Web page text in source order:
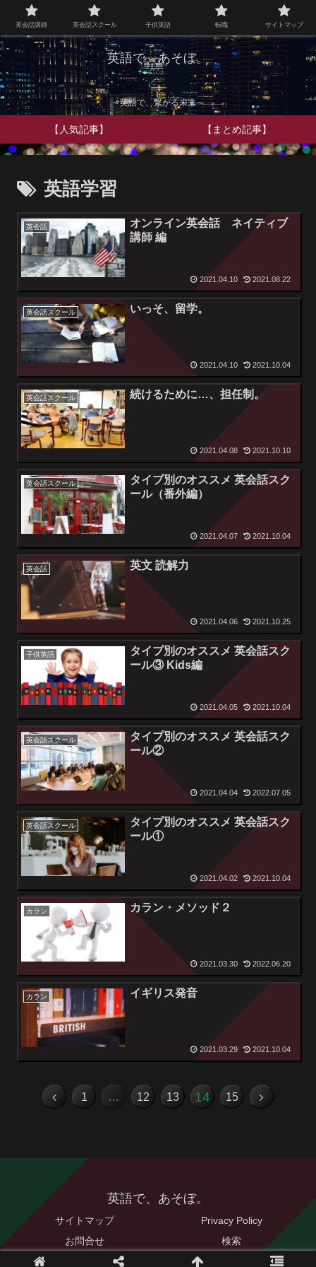
英語で、あそぼ。
～英語で、繋がる未来～
【人気記事】 【まとめ記事】
英語学習
英会話
オンライン英会話 ネイティブ
講師 編
2021.04.10 2021.08.22
英会話スクール いっそ、留学。
2021.04.10 2021.10.04
英会話スクール 続けるために…、担任制。
2021.04.08 2021.10.10
英会話スクール
タイプ別のオススメ 英会話スク
ール（番外編）
2021.04.07 2021.10.04
英会話 英文 読解力
2021.04.06 2021.10.25
子供英語
タイプ別のオススメ 英会話スク
ール③ Kids編
2021.04.05 2021.10.04
英会話スクール
タイプ別のオススメ 英会話スク
ール②
2021.04.04 2022.07.05
英会話スクール
タイプ別のオススメ 英会話スク
ール①
2021.04.02 2021.10.04
カラン カラン・メソッド２
2021.03.30 2022.06.20
カラン イギリス発音
2021.03.29 2021.10.04
1 … 12 13 14 15
英語で、あそぼ。
サイトマップ
Privacy Policy
お問合せ
検索
英会話講師 英会話スクール 子供英語 転職 サイトマップ